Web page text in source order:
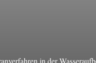
in der